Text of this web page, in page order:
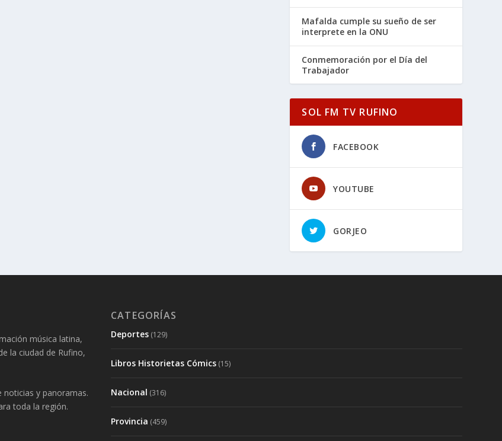
Mafalda cumple su sueño de ser
interprete en la ONU
Conmemoración por el Día del
Trabajador
SOL FM TV RUFINO
FACEBOOK
YOUTUBE
GORJEO
música latina,
la ciudad de Rufino,
y panoramas.
toda la región.
CATEGORÍAS
Deportes (129)
Libros Historietas Cómics (15)
Nacional (316)
Provincia (459)